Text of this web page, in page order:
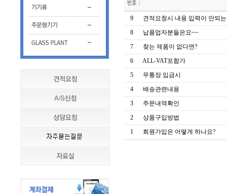
9
견적요청시 내용 입력이 안되
8
납품업자분들은요~~
7
찾는 제품이 없다면?
6
ALL-VAT포함가
5
무통장 입금시
4
배송관련내용
3
주문내역확인
2
상품구입방법
1
회원가입은 어떻게 하나요?